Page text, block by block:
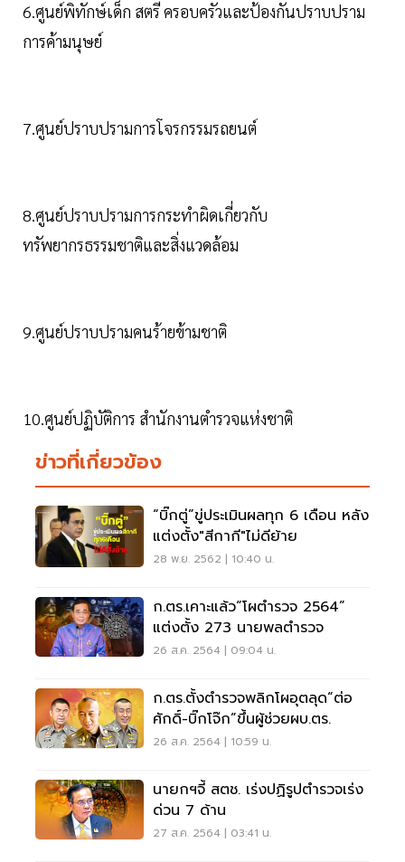
6.ศูนย์พิทักษ์เด็ก สตรี ครอบครัวและป้องกันปราบปราม
การค้ามนุษย์
7.ศูนย์ปราบปรามการโจรกรรมรถยนต์
8.ศูนย์ปราบปรามการกระทำผิดเกี่ยวกับ
ทรัพยากรธรรมชาติและสิ่งแวดล้อม
9.ศูนย์ปราบปรามคนร้ายข้ามชาติ
10.ศูนย์ปฏิบัติการ สำนักงานตำรวจแห่งชาติ
ข่าวที่เกี่ยวข้อง
“บิ๊กตู่”ขู่ประเมินผลทุก 6 เดือน หลัง
แต่งตั้ง"สีกากี"ไม่ดีย้าย
28 พ.ย. 2562 | 10:40 น.
ก.ตร.เคาะแล้ว“โผตำรวจ 2564”
แต่งตั้ง 273 นายพลตำรวจ
26 ส.ค. 2564 | 09:04 น.
ก.ตร.ตั้งตำรวจพลิกโผอุตลุด“ต่อ
ศักดิ์-บิ๊กโจ๊ก”ขึ้นผู้ช่วยผบ.ตร.
26 ส.ค. 2564 | 10:59 น.
นายกฯจี้ สตช. เร่งปฏิรูปตำรวจเร่ง
ด่วน 7 ด้าน
27 ส.ค. 2564 | 03:41 น.